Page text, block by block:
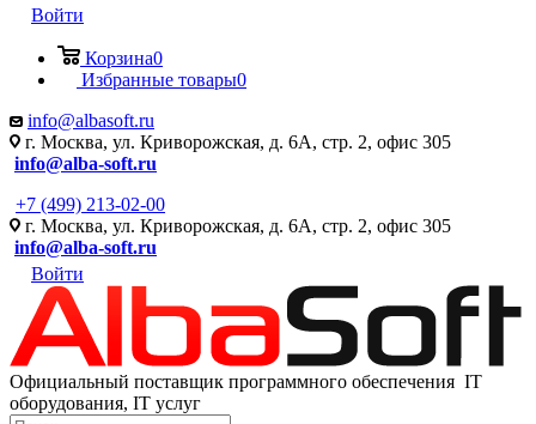
Войти
Корзина0
Избранные товары0
info@albasoft.ru
г. Москва, ул. Криворожская, д. 6А, стр. 2, офис 305
info@alba-soft.ru
+7 (499) 213-02-00
г. Москва, ул. Криворожская, д. 6А, стр. 2, офис 305
info@alba-soft.ru
Войти
Официальный поставщик программного обеспечения IT
оборудования, IT услуг